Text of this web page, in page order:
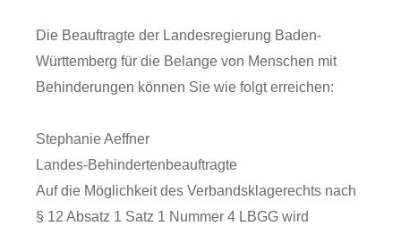
Die Beauftragte der Landesregierung Baden-
Württemberg für die Belange von Menschen mit
Behinderungen können Sie wie folgt erreichen:
Stephanie Aeffner
Landes-Behindertenbeauftragte
Auf die Möglichkeit des Verbandsklagerechts nach
§ 12 Absatz 1 Satz 1 Nummer 4 LBGG wird